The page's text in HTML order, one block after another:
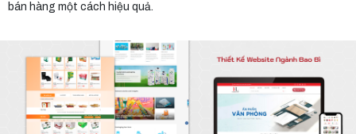
bán hàng một cách hiệu quả.